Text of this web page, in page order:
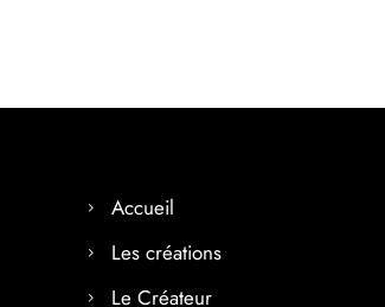
Accueil
Les créations
Le Créateur